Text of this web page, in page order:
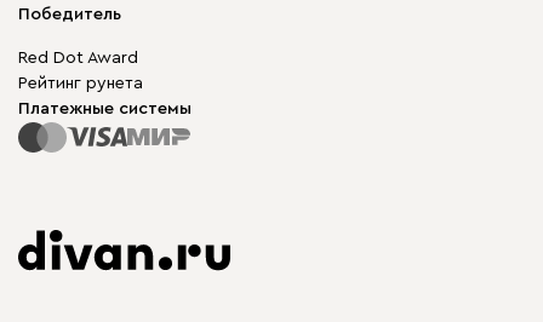
Мы в прессе
Победитель
Red Dot Award
Рейтинг рунета
Платежные системы